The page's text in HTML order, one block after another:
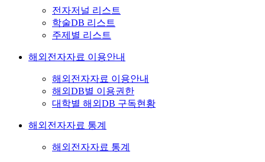
전자저널 리스트
학술DB 리스트
주제별 리스트
해외전자자료 이용안내
해외전자자료 이용안내
해외DB별 이용권한
대학별 해외DB 구독현황
해외전자자료 통계
해외전자자료 통계